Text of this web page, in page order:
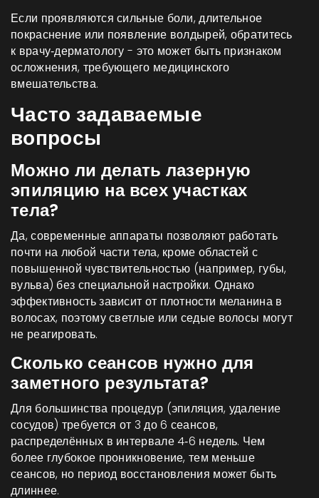
Если проявляются сильные боли, длительное
покраснение или появление волдырей, обратитесь
к врачу‑дерматологу - это может быть признаком
осложнения, требующего медицинского
вмешательства.
Часто задаваемые
вопросы
Можно ли делать лазерную
эпиляцию на всех участках
тела?
Да, современные аппараты позволяют работать
почти на любой части тела, кроме областей с
повышенной чувствительностью (например, губы,
вульва) без специальной настройки. Однако
эффективность зависит от плотности меланина в
волосах, поэтому светлые или седые волосы могут
не реагировать.
Сколько сеансов нужно для
заметного результата?
Для большинства процедур (эпиляция, удаление
сосудов) требуется от 3 до 6 сеансов,
распределённых в интервале 4‑6 недель. Чем
более глубокое проникновение, тем меньше
сеансов, но период восстановления может быть
длиннее.